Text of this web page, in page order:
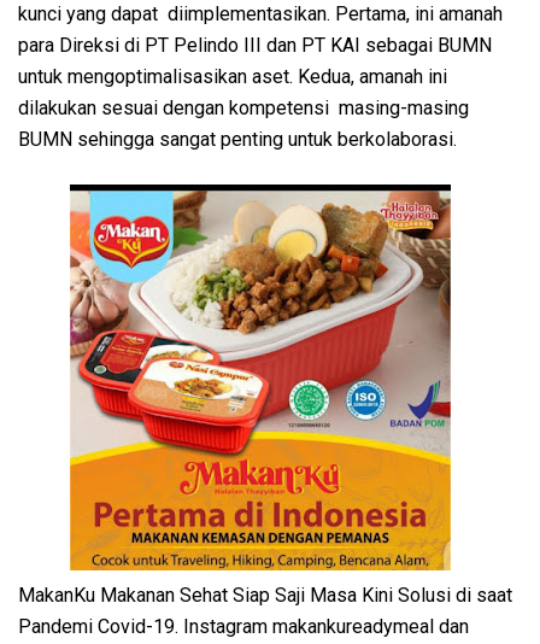
kunci yang dapat diimplementasikan. Pertama, ini amanah
para Direksi di PT Pelindo III dan PT KAI sebagai BUMN
untuk mengoptimalisasikan aset. Kedua, amanah ini
dilakukan sesuai dengan kompetensi masing-masing
BUMN sehingga sangat penting untuk berkolaborasi.
MakanKu Makanan Sehat Siap Saji Masa Kini Solusi di saat
Pandemi Covid-19. Instagram makankureadymeal dan